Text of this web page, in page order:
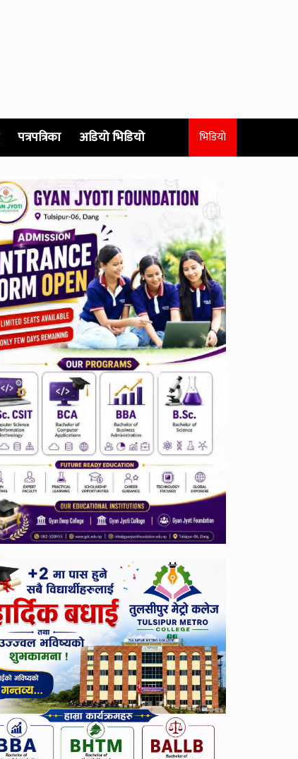
पत्रपत्रिका अडियो भिडियो भिडियो